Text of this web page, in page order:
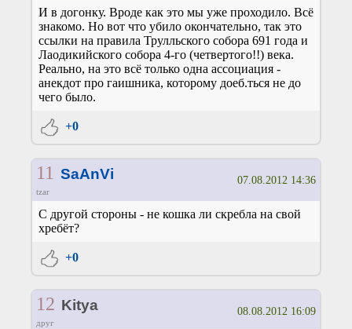
И в догонку. Вроде как это мы уже проходило. Всё
знакомо. Но вот что убило окончательно, так это
ссылки на правила Трулльского собора 691 года и
Лаодикийского собора 4-го (четвертого!!) века.
Реально, на это всё только одна ассоциация -
анекдот про гаишника, которому доеб.ться не до
чего было.
+0
11 SaAnVi
tzar
07.08.2012 14:36
С другой стороны - не кошка ли скребла на свой
хребёт?
+0
12 Kitya
друг
08.08.2012 16:09